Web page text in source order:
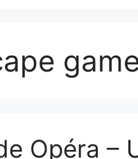
Opéra –